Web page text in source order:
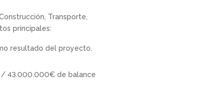
Transporte,
principales:
resultado del proyecto.
/ 43.000.000€ de balance